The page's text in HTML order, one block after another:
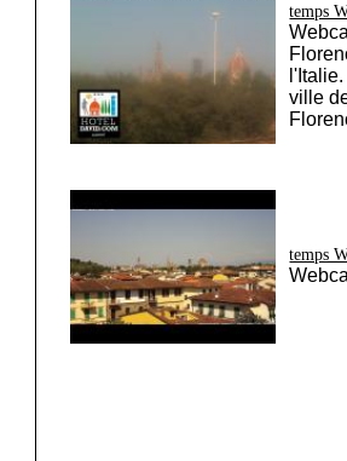
temps
ville
temps